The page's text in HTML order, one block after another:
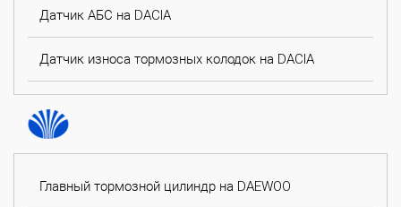
Датчик АБС на DACIA
Датчик износа тормозных колодок на DACIA
Главный тормозной цилиндр на DAEWOO